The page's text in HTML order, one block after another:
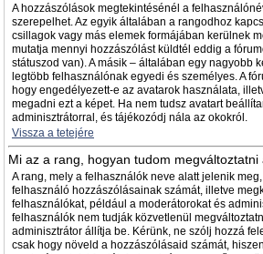
A hozzászólások megtekintésénél a
szerepelhet. Az egyik általában a rangodhoz
csillagok vagy más elemek formájában kerülnek
mutatja mennyi hozzászólást küldtél eddig a
státuszod van). A másik – általában egy nagyobb
legtöbb felhasználónak egyedi és személyes. A
hogy engedélyezett-e az avatarok használata,
megadni ezt a képet. Ha nem tudsz avatart
adminisztrátorral, és tájékozódj nála az okokról.
Vissza a tetejére
Mi az a rang, hogyan tudom megváltoztatni
A rang, mely a felhasználók neve alatt jelenik
felhasználó hozzászólásainak számát, illetve
felhasználókat, például a moderátorokat és
felhasználók nem tudják közvetlenül
adminisztrátor állítja be. Kérünk, ne szólj hozzá
csak hogy növeld a hozzászólásaid számát,